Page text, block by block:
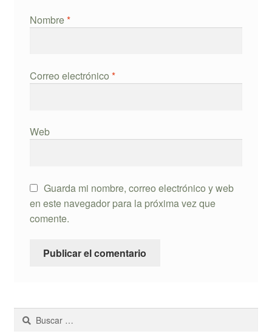
Nombre*
Correo electrónico *
Web
Guarda mi nombre, correo electrónico y web
en este navegador para la próxima vez que
comente.
Buscar: